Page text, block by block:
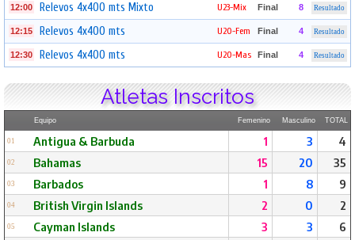
12:00 Relevos 4x400 mts Mixto U23-Mix Final 8 Resultado
12:15 Relevos 4x400 mts U20-Fem Final 4 Resultado
12:30 Relevos 4x400 mts U20-Mas Final 4 Resultado
Atletas Inscritos
Equipo Femenino Masculino TOTAL
01 Antigua & Barbuda 1 3 4
02 Bahamas 15 20 35
03 Barbados 1 8 9
04 British Virgin Islands 2 0 2
05 Cayman Islands 3 3 6